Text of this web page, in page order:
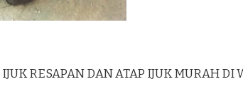
IJUK RESAPAN DAN ATAP IJUK MURAH